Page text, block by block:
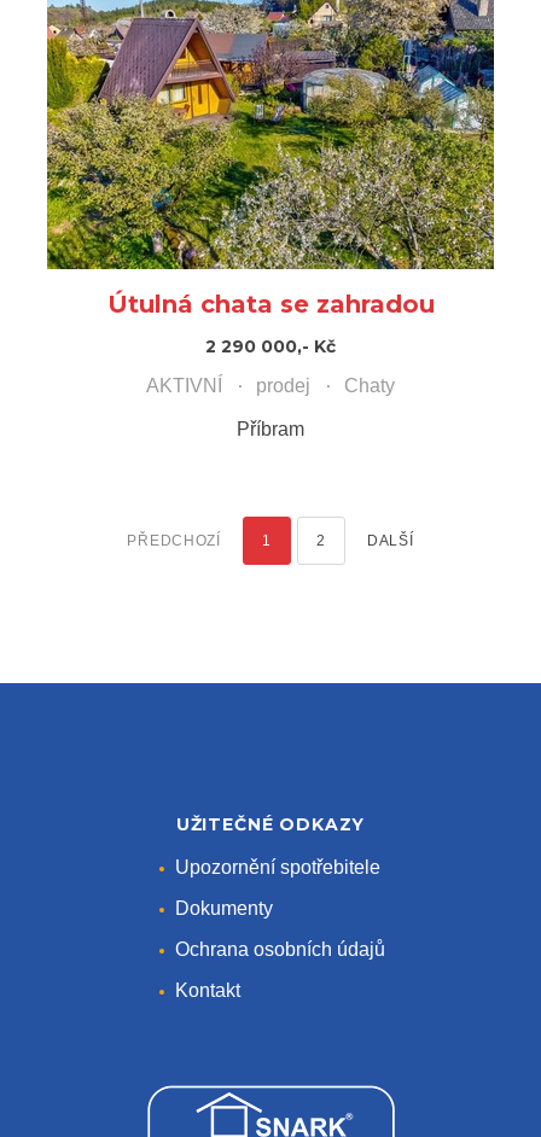
Útulná chata se zahradou
2 290 000,- Kč
AKTIVNÍ prodej Chaty
Příbram
PŘEDCHOZÍ 1 2 DALŠÍ
UŽITEČNÉ ODKAZY
Upozornění spotřebitele
Dokumenty
Ochrana osobních údajů
Kontakt